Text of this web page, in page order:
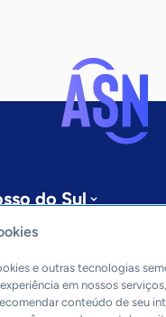
do Sul
contato
e outras tecnologias
em nossos
conteúdo de seu